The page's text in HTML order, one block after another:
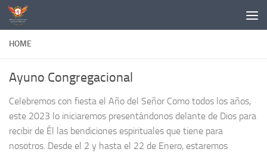
Skip to content
HOME
Ayuno Congregacional
Celebremos con fiesta el Año del Señor Como todos los años,
este 2023 lo iniciaremos presentándonos delante de Dios para
recibir de Él las bendiciones espirituales que tiene para
nosotros. Desde el 2 y hasta el 22 de Enero, estaremos